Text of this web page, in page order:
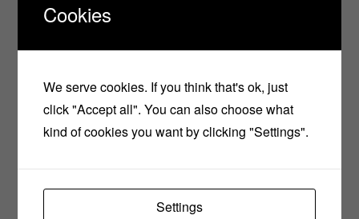
αγοράσει αυτό το προϊόν μπορούν να αφήσουν
ΣΧΕΤΙΚΆ ΠΡΟΪΌΝΤΑ
Cookies
We serve cookies. If you think that's ok, just
click "Accept all". You can also choose what
kind of cookies you want by clicking "Settings".
Settings